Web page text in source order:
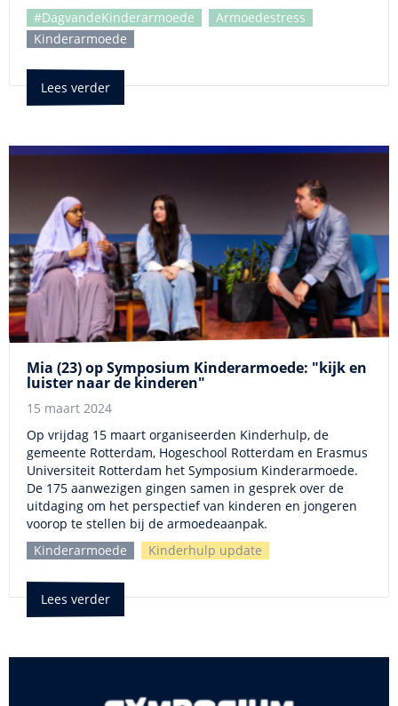
#DagvandeKinderarmoede
Armoedestress
Kinderarmoede
Lees verder
Mia (23) op Symposium Kinderarmoede: "kijk en
luister naar de kinderen"
15 maart 2024
Op vrijdag 15 maart organiseerden Kinderhulp, de
gemeente Rotterdam, Hogeschool Rotterdam en Erasmus
Universiteit Rotterdam het Symposium Kinderarmoede.
De 175 aanwezigen gingen samen in gesprek over de
uitdaging om het perspectief van kinderen en jongeren
voorop te stellen bij de armoedeaanpak.
Kinderarmoede
Kinderhulp update
Lees verder